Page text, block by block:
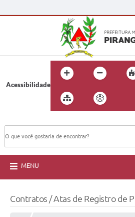
Acessibilidade
MENU
Contratos / Atas de Registro de